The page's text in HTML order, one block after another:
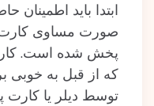
ابتدا باید اطمینان
صورت مساوی کارت
پخش شده است.
که از قبل به خوبی
توسط دیلر یا